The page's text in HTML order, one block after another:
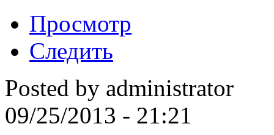
Просмотр
Следить
Posted by administrator
09/25/2013 - 21:21